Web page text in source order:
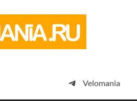
просто
Velomania